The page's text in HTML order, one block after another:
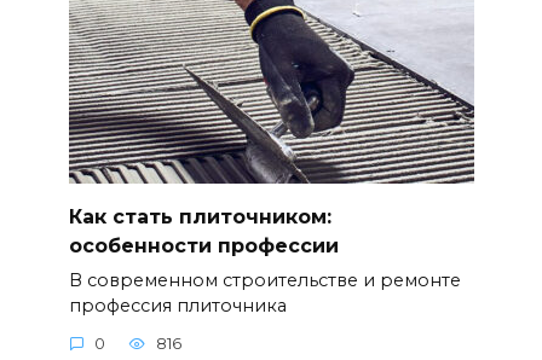
Как стать плиточником:
особенности профессии
В современном строительстве и ремонте
профессия плиточника
0 816